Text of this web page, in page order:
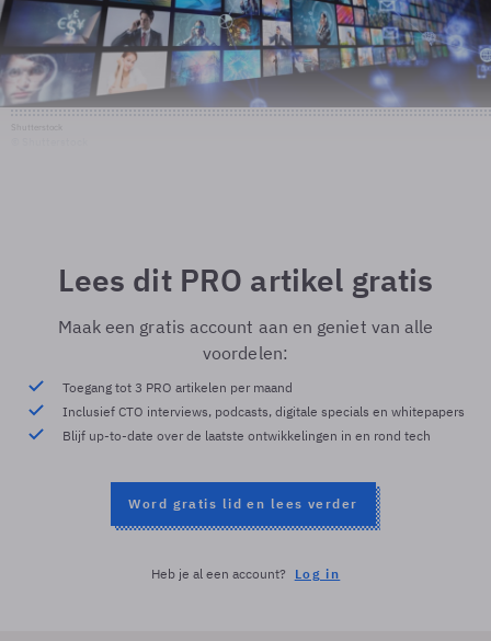
Lees dit PRO artikel gratis
Maak een gratis account aan en geniet van alle
voordelen:
Toegang tot 3 PRO artikelen per maand
Inclusief CTO interviews, podcasts, digitale specials en whitepapers
Blijf up-to-date over de laatste ontwikkelingen in en rond tech
Word gratis lid en lees verder
Heb je al een account? Log in